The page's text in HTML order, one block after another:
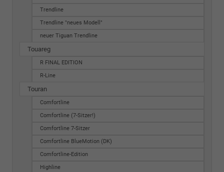
Trendline
Trendline "neues Modell"
neuer Tiguan Trendline
Touareg
R FINAL EDITION
R-Line
Touran
Comfortline
Comfortline (7-Sitzer!)
Comfortline 7-Sitzer
Comfortline BlueMotion (DK)
Comfortline-Edition
Highline